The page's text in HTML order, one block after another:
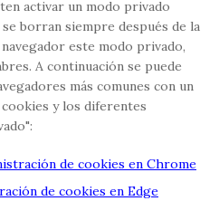
activar un modo privado
borran siempre después de la
este modo privado,
A continuación se puede
más comunes con un
y los diferentes
de cookies en Chrome
de cookies en Edge